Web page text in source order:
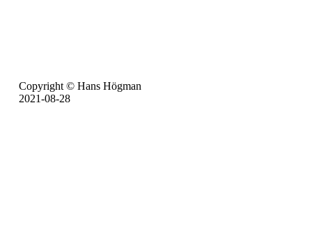
Copyright © Hans Högman
2021-08-28